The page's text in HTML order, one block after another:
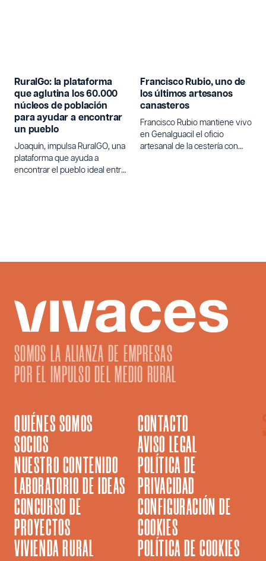
RuralGo: la plataforma
que aglutina los 60.000
núcleos de población
para ayudar a encontrar
un pueblo
Joaquín, impulsa RuralGO, una
plataforma que ayuda a
encontrar el pueblo ideal entre
Francisco Rubio, uno de
los últimos artesanos
canasteros
Francisco Rubio mantiene vivo
en Genalguacil el oficio
artesanal de la cestería con
SOMOS LA ALIANZA DE EMPRESAS
POR EL IMPULSO DEL MEDIO RURAL
QUIÉNES SOMOS
SOCIOS
NUESTRO CONTENIDO
LABORATORIO DE IDEAS
CONCURSO DE
PROYECTOS
VIVIENDA RURAL
CONTACTO
AVISO LEGAL
POLÍTICA DE
PRIVACIDAD
CONFIGURACIÓN DE
COOKIES
POLÍTICA DE COOKIES